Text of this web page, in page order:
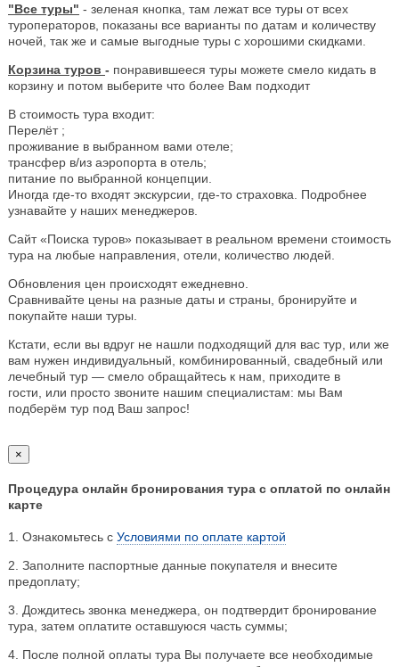
"Все туры" - зеленая кнопка, там лежат все туры от всех
туроператоров, показаны все варианты по датам и количеству
ночей, так же и самые выгодные туры с хорошими скидками.
Корзина туров - понравившееся туры можете смело кидать в
корзину и потом выберите что более Вам подходит
В стоимость тура входит:
Перелёт ;
проживание в выбранном вами отеле;
трансфер в/из аэропорта в отель;
питание по выбранной концепции.
Иногда где-то входят экскурсии, где-то страховка. Подробнее
узнавайте у наших менеджеров.
Сайт «Поиска туров» показывает в реальном времени стоимость
тура на любые направления, отели, количество людей.
Обновления цен происходят ежедневно.
Сравнивайте цены на разные даты и страны, бронируйте и
покупайте наши туры.
Кстати, если вы вдруг не нашли подходящий для вас тур, или же
вам нужен индивидуальный, комбинированный, свадебный или
лечебный тур — смело обращайтесь к нам, приходите в
гости, или просто звоните нашим специалистам: мы Вам
подберём тур под Ваш запрос!
×
Процедура онлайн бронирования тура с оплатой по онлайн
карте
1. Ознакомьтесь с Условиями по оплате картой
2. Заполните паспортные данные покупателя и внесите
предоплату;
3. Дождитесь звонка менеджера, он подтвердит бронирование
тура, затем оплатите оставшуюся часть суммы;
4. После полной оплаты тура Вы получаете все необходимые